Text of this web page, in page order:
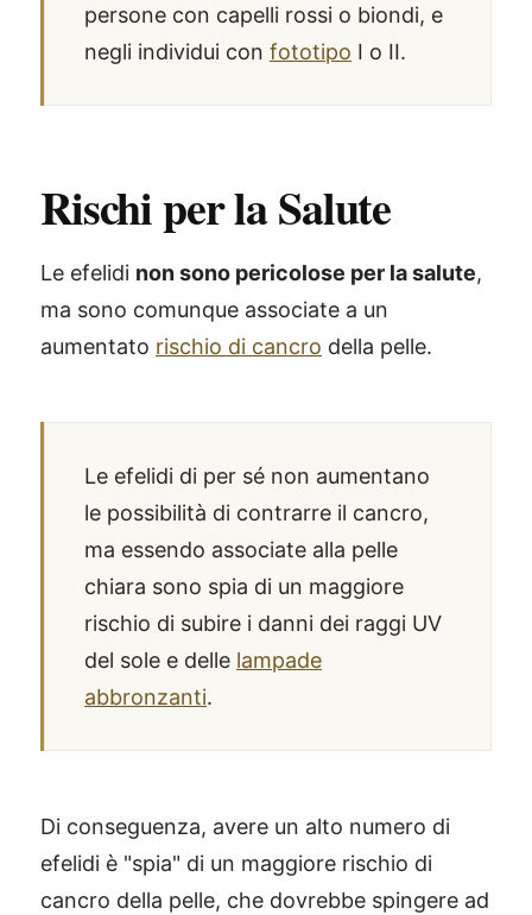
persone con capelli rossi o biondi, e
negli individui con fototipo I o II.
Rischi per la Salute
Le efelidi non sono pericolose per la salute,
ma sono comunque associate a un
aumentato rischio di cancro della pelle.
Le efelidi di per sé non aumentano
le possibilità di contrarre il cancro,
ma essendo associate alla pelle
chiara sono spia di un maggiore
rischio di subire i danni dei raggi UV
del sole e delle lampade
abbronzanti.
Di conseguenza, avere un alto numero di
efelidi è "spia" di un maggiore rischio di
cancro della pelle, che dovrebbe spingere ad